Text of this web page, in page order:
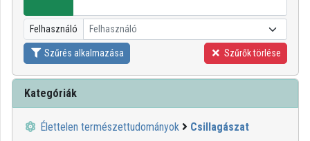
Felhasználó Felhasználó
Szűrés alkalmazása Szűrők törlése
Kategóriák
Élettelen természettudományok
Csillagászat